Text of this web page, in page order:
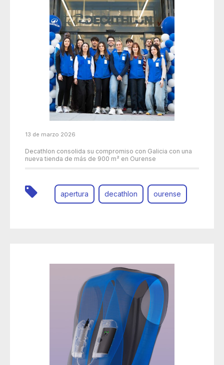
13 de marzo 2026
Decathlon consolida su compromiso con Galicia con una
nueva tienda de más de 900 m² en Ourense
apertura decathlon ourense